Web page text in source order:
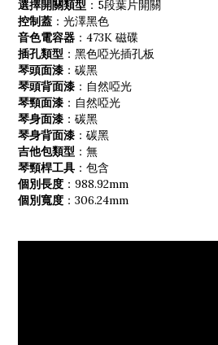
選擇開關類型 ：5段葉片開關
控制蓋 ：光澤黑色
音色電容器 ：473K 磁碟
插孔類型 ：黑色啞光插孔板
琴頭面漆 ：碳黑
琴頭背面漆 ：自然啞光
琴頸面漆 ：自然啞光
琴身面漆 ：碳黑
琴身背面漆 ：碳黑
吉他包類型 ：無
琴頸桿工具 ：包含
個別長度 ：988.92mm
個別寬度 ：306.24mm